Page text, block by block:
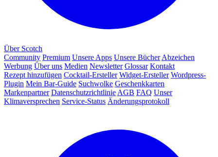
Über Scotch
Community Premium Unsere Apps Unsere Bücher Abzeichen
Werbung Über uns Medien Newsletter Glossar Kontakt
Rezept hinzufügen Cocktail-Ersteller Widget-Ersteller Wordpress-
Plugin Mein Bar-Guide Suchwolke Geschenkkarten
Markenpartner Datenschutzrichtlinie AGB FAQ Unser
Klimaversprechen Service-Status Änderungsprotokoll